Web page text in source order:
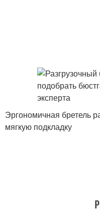
Эргономичная бретель
мягкую подкладку